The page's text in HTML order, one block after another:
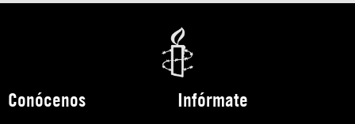
Conócenos Infórmate